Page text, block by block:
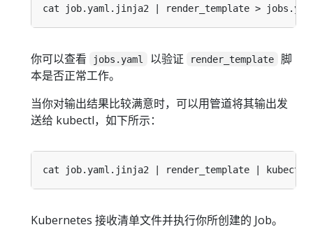
你可以查看 jobs.yaml 以验证 render_template
脚
本是否正常工作。
当你对输出结果比较满意时，可以用管道将其输出发
送给 kubectl，如下所示：
Kubernetes 接收清单文件并执行你所创建的 Job。